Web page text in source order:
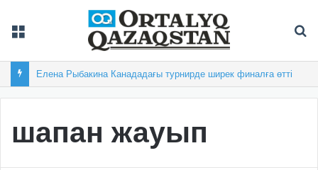
Елена Рыбакина Канададағы турнирде ширек финалға өтті
шапан жауып